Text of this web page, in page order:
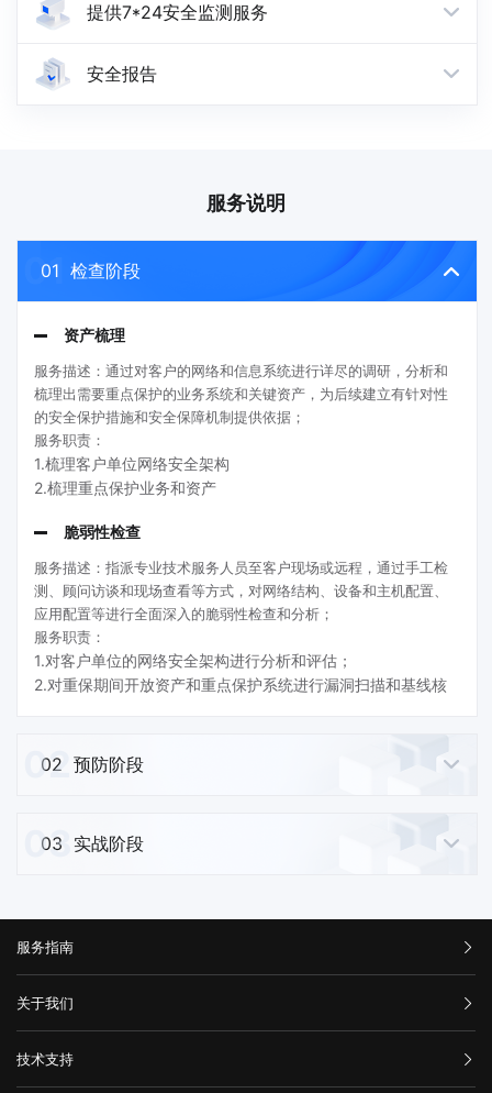
提供7*24安全监测服务 
安全报告 
服务说明
01 检查阶段 
资产梳理
服务描述：通过对客户的网络和信息系统进行详尽的调研，分析和
梳理出需要重点保护的业务系统和关键资产，为后续建立有针对性
的安全保护措施和安全保障机制提供依据；
服务职责：
1.梳理客户单位网络安全架构
2.梳理重点保护业务和资产
脆弱性检查
服务描述：指派专业技术服务人员至客户现场或远程，通过手工检
测、顾问访谈和现场查看等方式，对网络结构、设备和主机配置、
应用配置等进行全面深入的脆弱性检查和分析；
服务职责：
1.对客户单位的网络安全架构进行分析和评估；
2.对重保期间开放资产和重点保护系统进行漏洞扫描和基线核
渗透测试
的漏洞发现技术和攻击手段，对目标网络、系统、主机应用的安全
性进行深入探测，发现系统最脆弱环节，帮助客户更直接的了解自
己的网络所面临的安全问题，并及时弥补；
安全整改方案制定
服务描述：根据脆弱性检查和渗透测试结果，针对其中较严重的安
全隐患，结合信息安全保障目标，为客户制定有针对性的安全整改
方案，包括安全加固和安全集成，以消除或减少脆弱性，降低安全
02 预防阶段 
03 实战阶段 
服务指南
汇款信息
购买流程
服务条款
关于我们
公司介绍
举报中心
技术支持